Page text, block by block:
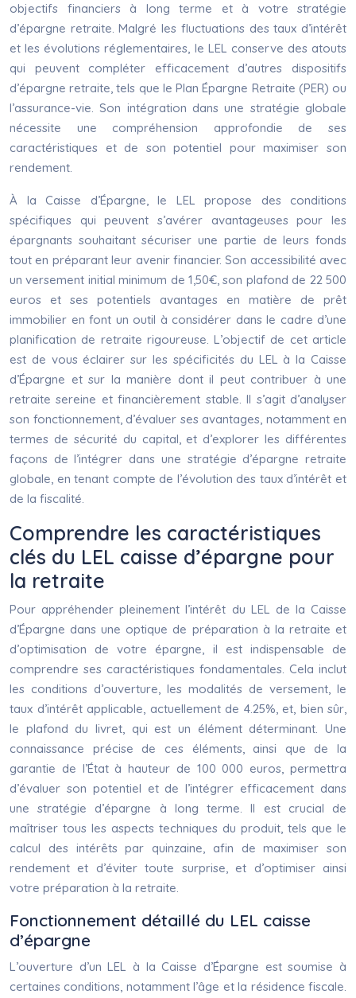
objectifs financiers à long terme et à votre stratégie
d’épargne retraite. Malgré les fluctuations des taux d’intérêt
et les évolutions réglementaires, le LEL conserve des atouts
qui peuvent compléter efficacement d’autres dispositifs
d’épargne retraite, tels que le Plan Épargne Retraite (PER) ou
l’assurance-vie. Son intégration dans une stratégie globale
nécessite une compréhension approfondie de ses
caractéristiques et de son potentiel pour maximiser son
rendement.
À la Caisse d’Épargne, le LEL propose des conditions
spécifiques qui peuvent s’avérer avantageuses pour les
épargnants souhaitant sécuriser une partie de leurs fonds
tout en préparant leur avenir financier. Son accessibilité avec
un versement initial minimum de 1,50€, son plafond de 22 500
euros et ses potentiels avantages en matière de prêt
immobilier en font un outil à considérer dans le cadre d’une
planification de retraite rigoureuse. L’objectif de cet article
est de vous éclairer sur les spécificités du LEL à la Caisse
d’Épargne et sur la manière dont il peut contribuer à une
retraite sereine et financièrement stable. Il s’agit d’analyser
son fonctionnement, d’évaluer ses avantages, notamment en
termes de sécurité du capital, et d’explorer les différentes
façons de l’intégrer dans une stratégie d’épargne retraite
globale, en tenant compte de l’évolution des taux d’intérêt et
de la fiscalité.
Comprendre les caractéristiques
clés du LEL caisse d’épargne pour
la retraite
Pour appréhender pleinement l’intérêt du LEL de la Caisse
d’Épargne dans une optique de préparation à la retraite et
d’optimisation de votre épargne, il est indispensable de
comprendre ses caractéristiques fondamentales. Cela inclut
les conditions d’ouverture, les modalités de versement, le
taux d’intérêt applicable, actuellement de 4.25%, et, bien sûr,
le plafond du livret, qui est un élément déterminant. Une
connaissance précise de ces éléments, ainsi que de la
garantie de l’État à hauteur de 100 000 euros, permettra
d’évaluer son potentiel et de l’intégrer efficacement dans
une stratégie d’épargne à long terme. Il est crucial de
maîtriser tous les aspects techniques du produit, tels que le
calcul des intérêts par quinzaine, afin de maximiser son
rendement et d’éviter toute surprise, et d’optimiser ainsi
votre préparation à la retraite.
Fonctionnement détaillé du LEL caisse
d’épargne
L’ouverture d’un LEL à la Caisse d’Épargne est soumise à
certaines conditions, notamment l’âge et la résidence fiscale.